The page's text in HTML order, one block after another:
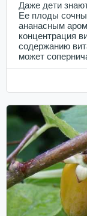
Даже дети
Ее плоды
ананасным
концентрация
содержанию
может